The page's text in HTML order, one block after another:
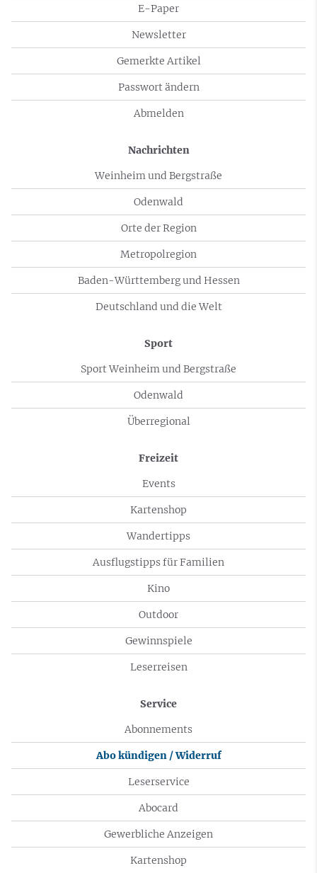
E-Paper
Newsletter
Gemerkte Artikel
Passwort ändern
Abmelden
Nachrichten
Weinheim und Bergstraße
Odenwald
Orte der Region
Metropolregion
Baden-Württemberg und Hessen
Deutschland und die Welt
Sport
Sport Weinheim und Bergstraße
Odenwald
Überregional
Freizeit
Events
Kartenshop
Wandertipps
Ausflugstipps für Familien
Kino
Outdoor
Gewinnspiele
Leserreisen
Service
Abonnements
Abo kündigen / Widerruf
Leserservice
Abocard
Gewerbliche Anzeigen
Kartenshop